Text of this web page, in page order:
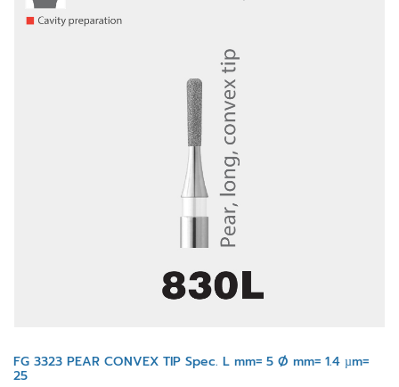
FG 3323 PEAR CONVEX TIP Spec. L mm= 5 Ø mm= 1.4 µm=
25